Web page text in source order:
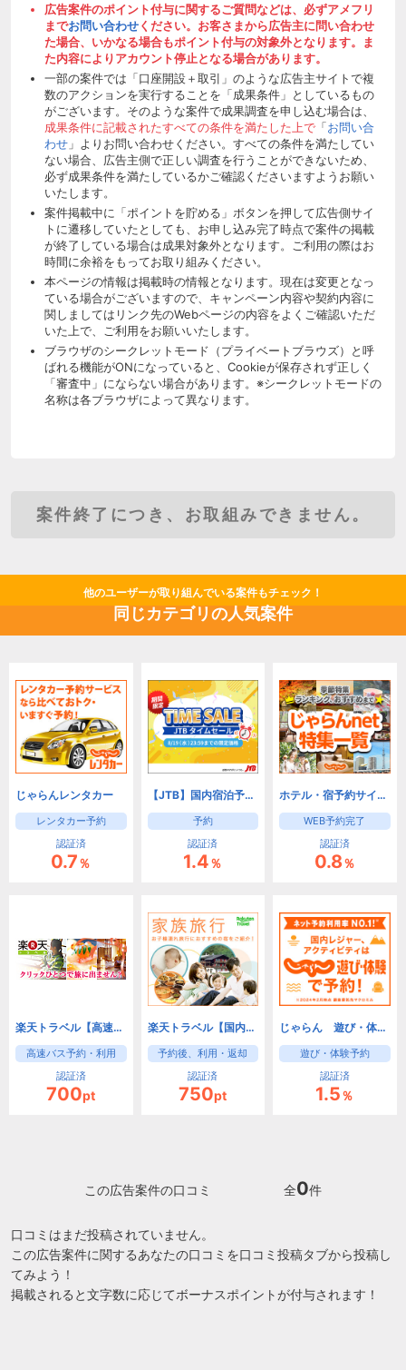
広告案件のポイント付与に関するご質問などは、必ずアメフリ
までお問い合わせください。お客さまから広告主に問い合わせ
た場合、いかなる場合もポイント付与の対象外となります。ま
た内容によりアカウント停止となる場合があります。
一部の案件では「口座開設＋取引」のような広告主サイトで複
数のアクションを実行することを「成果条件」としているもの
がございます。そのような案件で成果調査を申し込む場合は、
成果条件に記載されたすべての条件を満たした上で「お問い合
わせ」よりお問い合わせください。すべての条件を満たしてい
ない場合、広告主側で正しい調査を行うことができないため、
必ず成果条件を満たしているかご確認くださいますようお願い
いたします。
案件掲載中に「ポイントを貯める」ボタンを押して広告側サイ
トに遷移していたとしても、お申し込み完了時点で案件の掲載
が終了している場合は成果対象外となります。ご利用の際はお
時間に余裕をもってお取り組みください。
本ページの情報は掲載時の情報となります。現在は変更となっ
ている場合がございますので、キャンペーン内容や契約内容に
関しましてはリンク先のWebページの内容をよくご確認いただ
いた上で、ご利用をお願いいたします。
ブラウザのシークレットモード（プライベートブラウズ）と呼
ばれる機能がONになっていると、Cookieが保存されず正しく
「審査中」にならない場合があります。※シークレットモードの
名称は各ブラウザによって異なります。
案件終了につき、お取組みできません。
他のユーザーが取り組んでいる案件もチェック！
同じカテゴリの人気案件
じゃらんレンタカー
レンタカー予約
認証済
0.7％
【JTB】国内宿泊予約(旅館・ホテル)と国内ツアー予約
予約
認証済
1.4％
ホテル・宿予約サイトなら【じゃらんnet】
WEB予約完了
認証済
0.8％
楽天トラベル【高速バス】
高速バス予約・利用
認証済
700pt
楽天トラベル【国内レンタカー】
予約後、利用・返却
認証済
750pt
じゃらん 遊び・体験予約
遊び・体験予約
認証済
1.5％
この広告案件の口コミ 全0件
口コミはまだ投稿されていません。
この広告案件に関するあなたの口コミを口コミ投稿タブから投稿し
てみよう！
掲載されると文字数に応じてボーナスポイントが付与されます！